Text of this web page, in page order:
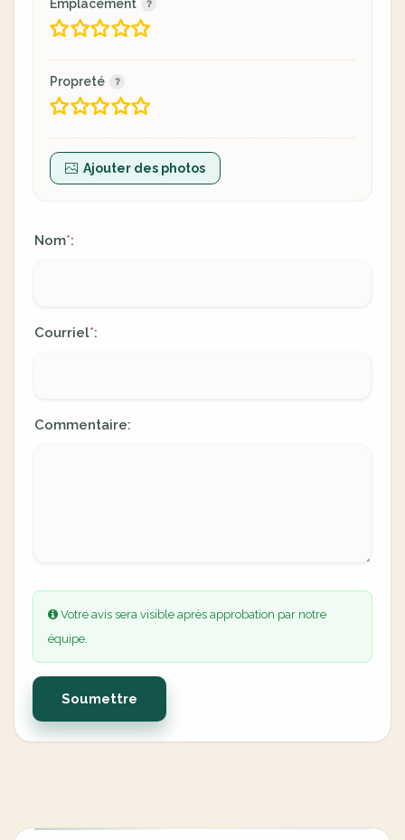
Emplacement
Propreté
Ajouter des photos
Nom*:
Courriel*:
Commentaire:
Votre avis sera visible après approbation par notre
équipe.
Soumettre